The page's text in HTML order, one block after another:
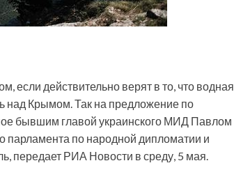
если действительно верят в то, что водная
над Крымом. Так на предложение по
бывшим главой украинского МИД Павлом
парламента по народной дипломатии и
передает РИА Новости в среду, 5 мая.